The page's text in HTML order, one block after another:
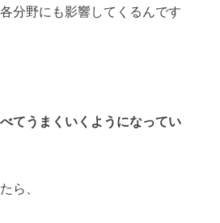
分野にも影響してくるんです
てうまくいくようになってい
ら、